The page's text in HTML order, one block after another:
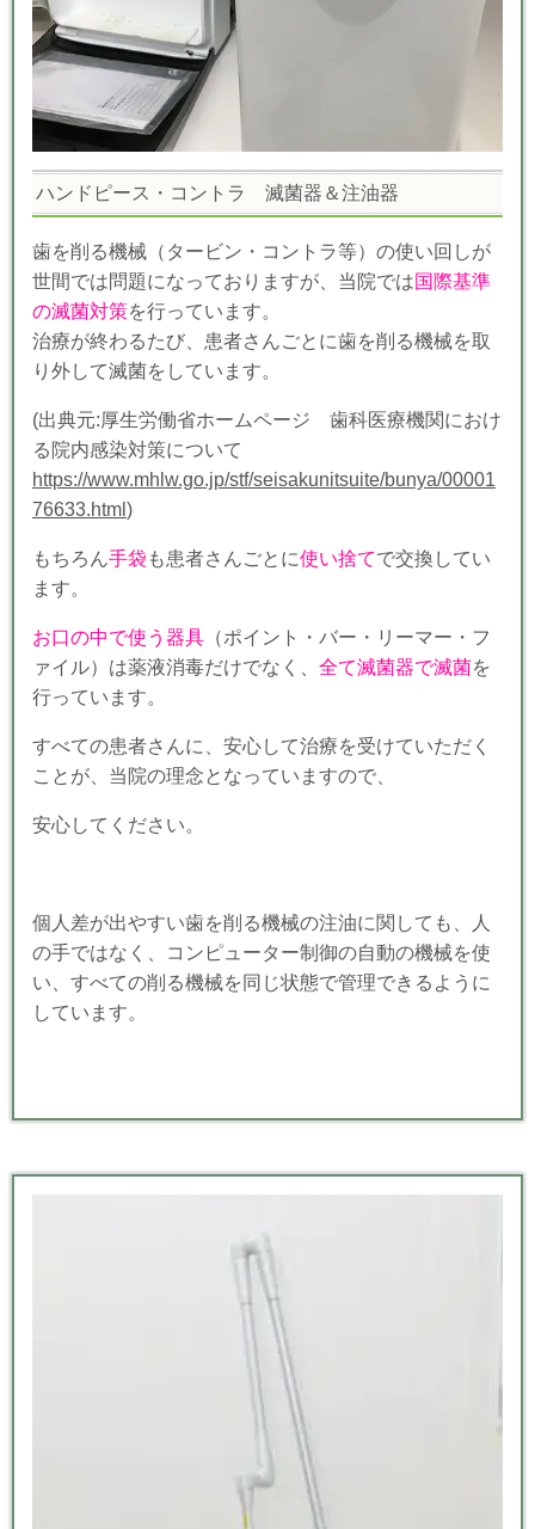
ハンドピース・コントラ 滅菌器＆注油器
歯を削る機械（タービン・コントラ等）の使い回しが
世間では問題になっておりますが、当院では国際基準
の滅菌対策を行っています。
治療が終わるたび、患者さんごとに歯を削る機械を取
り外して滅菌をしています。
(出典元:厚生労働省ホームページ 歯科医療機関におけ
る院内感染対策について
https://www.mhlw.go.jp/stf/seisakunitsuite/bunya/00001
76633.html )
もちろん手袋 も患者さんごとに使い捨てで交換してい
ます。
お口の中で使う器具 （ポイント・バー・リーマー・フ
ァイル）は薬液消毒だけでなく、 全て滅菌器で滅菌を
行っています。
すべての患者さんに、安心して治療を受けていただく
ことが、当院の理念となっていますので、
安心してください。
個人差が出やすい歯を削る機械の注油に関しても、人
の手ではなく、コンピューター制御の自動の機械を使
い、すべての削る機械を同じ状態で管理できるように
しています。